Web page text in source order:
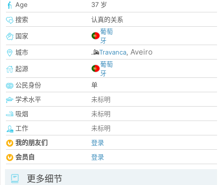
Age
37 岁
搜索
认真的关系
国家
葡萄
牙
城市
Travanca, Aveiro
起源
葡萄
牙
公民身份
单
学术水平
未标明
吸烟
未标明
工作
未标明
我的朋友们
登录
会员自
登录
更多细节